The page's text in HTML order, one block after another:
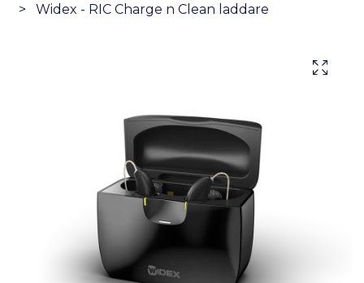
Widex - RIC Charge n Clean laddare